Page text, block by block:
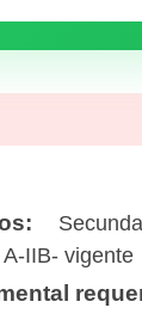
IIB- vigente